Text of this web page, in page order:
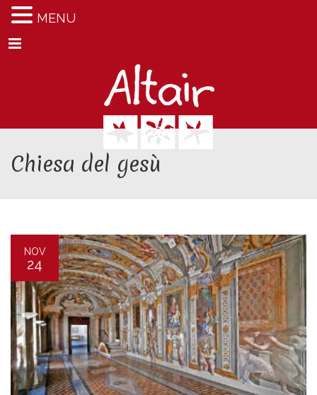
Menu
Chiesa del gesù
NOV
24
MENU